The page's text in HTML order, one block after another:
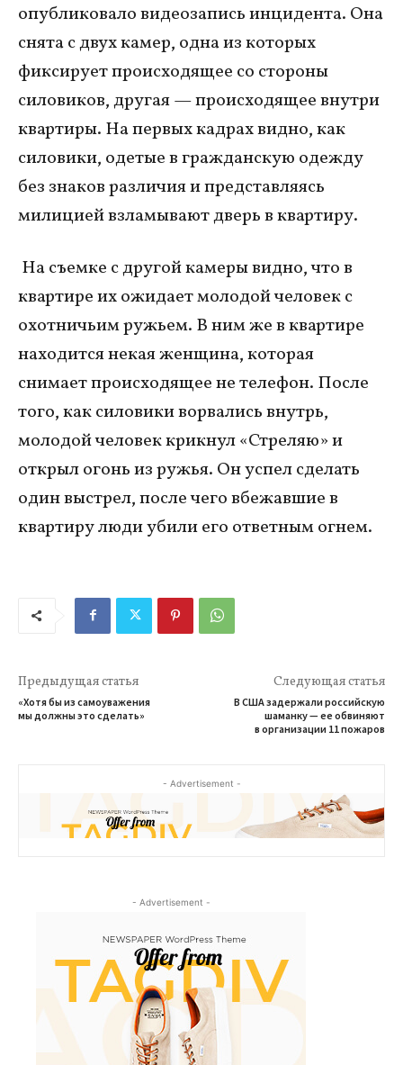
опубликовало видеозапись инцидента. Она
снята с двух камер, одна из которых
фиксирует происходящее со стороны
силовиков, другая — происходящее внутри
квартиры. На первых кадрах видно, как
силовики, одетые в гражданскую одежду
без знаков различия и представляясь
милицией взламывают дверь в квартиру.
На съемке с другой камеры видно, что в
квартире их ожидает молодой человек с
охотничьим ружьем. В ним же в квартире
находится некая женщина, которая
снимает происходящее не телефон. После
того, как силовики ворвались внутрь,
молодой человек крикнул «Стреляю» и
открыл огонь из ружья. Он успел сделать
один выстрел, после чего вбежавшие в
квартиру люди убили его ответным огнем.
Предыдущая статья
«Хотя бы из самоуважения
мы должны это сделать»
Следующая статья
В США задержали российскую
шаманку — ее обвиняют
в организации 11 пожаров
- Advertisement -
- Advertisement -